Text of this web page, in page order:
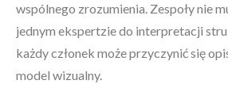
wspólnego zrozumienia. Zespoły nie
jednym ekspertzie do interpretacji
każdy członek może przyczynić się
model wizualny.